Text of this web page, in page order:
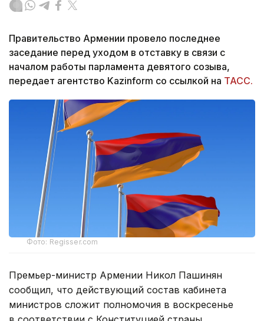
Правительство Армении провело последнее
заседание перед уходом в отставку в связи с
началом работы парламента девятого созыва,
передает агентство Kazinform со ссылкой на ТАСС.
Фото: Regisser.com
Премьер-министр Армении Никол Пашинян
сообщил, что действующий состав кабинета
министров сложит полномочия в воскресенье